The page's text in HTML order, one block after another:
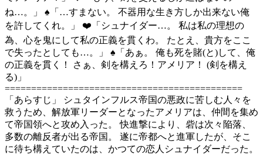
ね…。」 ♠️「…すまない。 不器用な生き方しか出来ない俺
を許してくれ。」 ❤️「シュナイダー…。 私は私の理想の
為、心を鬼にして私の正義を貫くわ。 たとえ、貴方をここ
で失ったとしても…。」 ♠️「あぁ。 俺も死を賭(と)して、俺
の正義を貫く！ さぁ、剣を構えろ！アメリア！ (剣を構え
る)」
=============================================
「あらすじ」 シュタインフルス帝国の悪政に苦しむ人々を
救うため、解放軍リーダーとなったアメリアは、仲間を集め
て帝国領へと攻め入った。 快進撃により、砦は次々陥落、
多数の離反者が出る帝国。 遂に帝都へと進軍したが、そこ
に待ち構えていたのは、かつての恋人シュナイダーだった。